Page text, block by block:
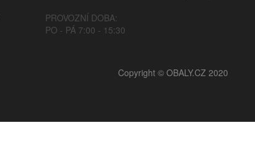
PROVOZNÍ DOBA:
PO - PÁ 7:00 - 15:30
Copyright © OBALY.CZ 2020